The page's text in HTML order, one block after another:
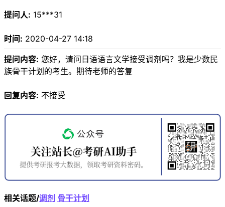
提问人: 15***31
时间: 2020-04-27 14:18
提问内容: 您好，请问日语语言文学接受调剂吗？我是少数民
族骨干计划的考生。期待老师的答复
回复内容: 不接受
相关话题/调剂 骨干计划